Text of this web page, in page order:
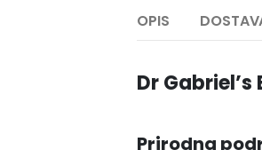
OPIS
Dr
Prirodna